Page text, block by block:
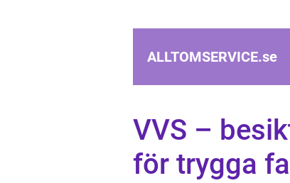
ALLTOMSERVICE.se
VVS –
för trygga